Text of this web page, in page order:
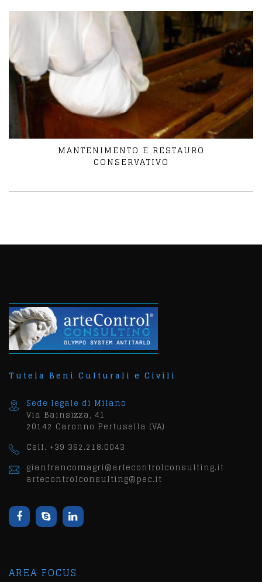
MANTENIMENTO E RESTAURO
CONSERVATIVO
Tutela Beni Culturali e Civili
Sede legale di Milano
Via Bainsizza, 41
20142 Caronno Pertusella (VA)
Cell. +39 392.218.0043
gianfrancomagri@artecontrolconsulting.it
artecontrolconsulting@pec.it
AREA FOCUS